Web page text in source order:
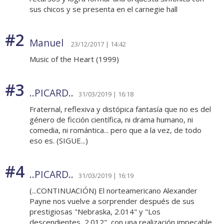
sus chicos y se presenta en el carnegie hall
#2 Manuel 23/12/2017 | 14:42
Music of the Heart (1999)
#3 ..PICARD.. 31/03/2019 | 16:18
Fraternal, reflexiva y distópica fantasía que no es del
género de ficción científica, ni drama humano, ni
comedia, ni romántica... pero que a la vez, de todo
eso es. (SIGUE...)
#4 ..PICARD.. 31/03/2019 | 16:19
(...CONTINUACIÓN) El norteamericano Alexander
Payne nos vuelve a sorprender después de sus
prestigiosas "Nebraska, 2.014" y "Los